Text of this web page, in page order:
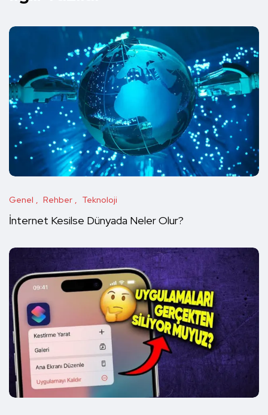
Genel Rehber Teknoloji
İnternet Kesilse Dünyada Neler Olur?